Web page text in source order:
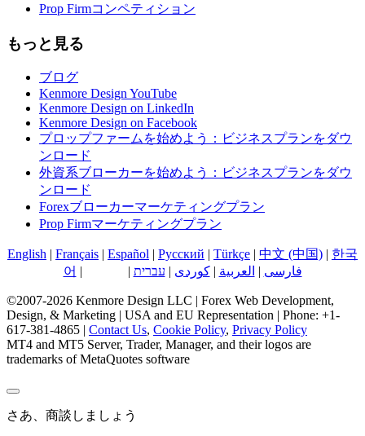
Prop Firmコンペティション
もっと見る
ブログ
Kenmore Design YouTube
Kenmore Design on LinkedIn
Kenmore Design on Facebook
プロップファームを始めよう：ビジネスプランをダウ
ンロード
外資系ブローカーを始めよう：ビジネスプランをダウ
ンロード
Forexブローカーマーケティングプラン
Prop Firmマーケティングプラン
English | Français | Español | Русский | Türkçe | 中文 (中国) | 한국
어 | | עברית | کوردی| العربية | فارسی
©2007-2026 Kenmore Design LLC | Forex Web Development,
Design, & Marketing | USA and EU Representation | Phone: +1-
617-381-4865 | Contact Us, Cookie Policy, Privacy Policy
MT4 and MT5 Server, Trader, Manager, and their logos are
trademarks of MetaQuotes software
さあ、商談しましょう